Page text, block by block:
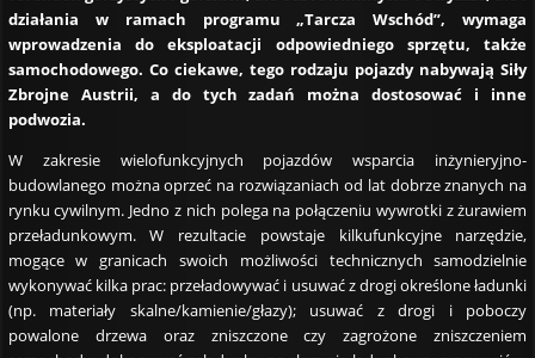
działania w ramach programu „Tarcza Wschód”, wymaga
wprowadzenia do eksploatacji odpowiedniego sprzętu, także
samochodowego. Co ciekawe, tego rodzaju pojazdy nabywają Siły
Zbrojne Austrii, a do tych zadań można dostosować i inne
podwozia.
W zakresie wielofunkcyjnych pojazdów wsparcia inżynieryjno-
budowlanego można oprzeć na rozwiązaniach od lat dobrze znanych na
rynku cywilnym. Jedno z nich polega na połączeniu wywrotki z żurawiem
przeładunkowym. W rezultacie powstaje kilkufunkcyjne narzędzie,
mogące w granicach swoich możliwości technicznych samodzielnie
wykonywać kilka prac: przeładowywać i usuwać z drogi określone ładunki
(np. materiały skalne/kamienie/głazy); usuwać z drogi i poboczy
powalone drzewa oraz zniszczone czy zagrożone zniszczeniem